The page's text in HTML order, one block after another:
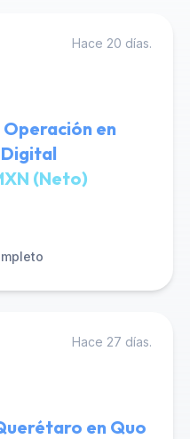
Hace 20 días.
en
Digital
(Neto)
Hace 27 días.
en Quo